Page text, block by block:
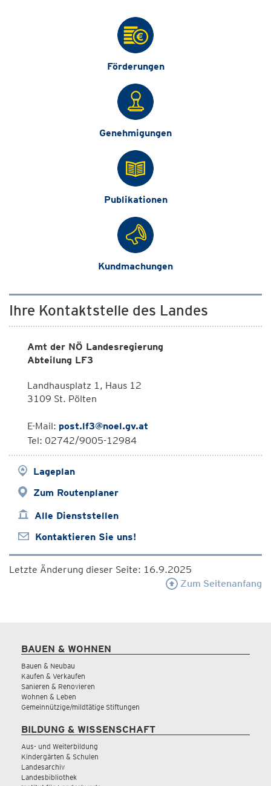
Förderungen
Genehmigungen
Publikationen
Kundmachungen
Ihre Kontaktstelle des Landes
Amt der NÖ Landesregierung
Abteilung LF3
Landhausplatz 1, Haus 12
3109 St. Pölten
E-Mail: post.lf3@noel.gv.at
Tel: 02742/9005-12984
Lageplan
Zum Routenplaner
Alle Dienststellen
Kontaktieren Sie uns!
Letzte Änderung dieser Seite: 16.9.2025
Zum Seitenanfang
BAUEN & WOHNEN
Bauen & Neubau
Kaufen & Verkaufen
Sanieren & Renovieren
Wohnen & Leben
Gemeinnützige/mildtätige Stiftungen
BILDUNG & WISSENSCHAFT
Aus- und Weiterbildung
Kindergärten & Schulen
Landesarchiv
Landesbibliothek